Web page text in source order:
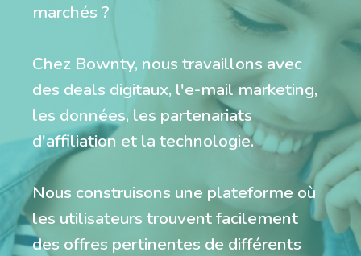
marchés ?
Chez Bownty, nous travaillons avec
des deals digitaux, l'e-mail marketing,
les données, les partenariats
d'affiliation et la technologie.
Nous construisons une plateforme où
les utilisateurs trouvent facilement
des offres pertinentes de différents